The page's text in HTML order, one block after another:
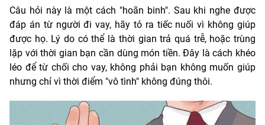
Câu hỏi này là một cách "hoãn binh". Sau khi nghe được
đáp án từ người đi vay, hãy tỏ ra tiếc nuối vì không giúp
được họ. Lý do có thể là thời gian trả quá trễ, hoặc trùng
lặp với thời gian bạn cần dùng món tiền. Đây là cách khéo
léo để từ chối cho vay, không phải bạn không muốn giúp
nhưng chỉ vì thời điểm "vô tình" không đúng thôi.